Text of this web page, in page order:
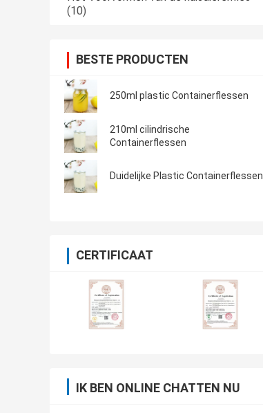
(10)
BESTE PRODUCTEN
250ml plastic Containerflessen
210ml cilindrische
Containerflessen
Duidelijke Plastic Containerflessen
CERTIFICAAT
IK BEN ONLINE CHATTEN NU